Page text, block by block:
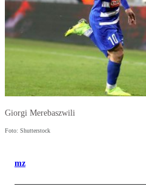
Giorgi Merebaszwili
Foto: Shutterstock
mz